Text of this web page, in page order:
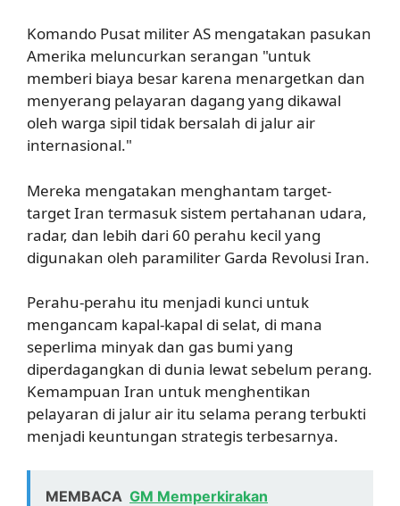
Komando Pusat militer AS mengatakan pasukan
Amerika meluncurkan serangan "untuk
memberi biaya besar karena menargetkan dan
menyerang pelayaran dagang yang dikawal
oleh warga sipil tidak bersalah di jalur air
internasional."
Mereka mengatakan menghantam target-
target Iran termasuk sistem pertahanan udara,
radar, dan lebih dari 60 perahu kecil yang
digunakan oleh paramiliter Garda Revolusi Iran.
Perahu-perahu itu menjadi kunci untuk
mengancam kapal-kapal di selat, di mana
seperlima minyak dan gas bumi yang
diperdagangkan di dunia lewat sebelum perang.
Kemampuan Iran untuk menghentikan
pelayaran di jalur air itu selama perang terbukti
menjadi keuntungan strategis terbesarnya.
MEMBACA GM Memperkirakan